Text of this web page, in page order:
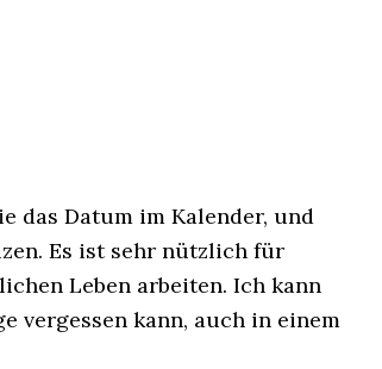
das Datum im Kalender, und
Es ist sehr nützlich für
Leben arbeiten. Ich kann
vergessen kann, auch in einem